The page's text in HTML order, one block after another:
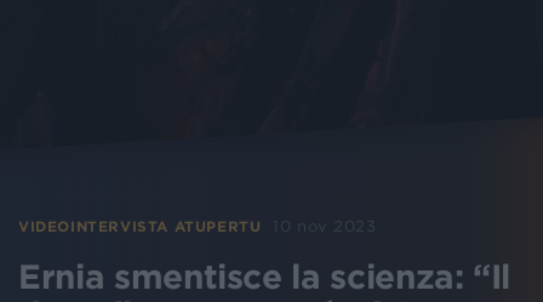
VIDEOINTERVISTA ATUPERTU 10 nov 2023
Ernia smentisce la scienza: “Il